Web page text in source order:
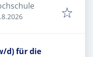
d) für die